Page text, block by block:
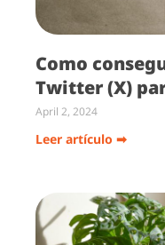
Como
Twitter (X)
April 2, 2024
Leer artículo ➡